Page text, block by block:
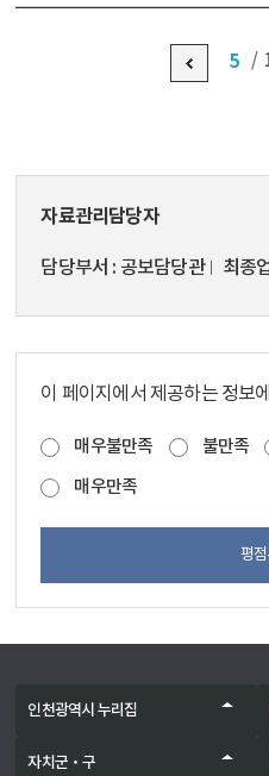
회의를 개최했다
인천시와 계
5
자료관리담당자
담당부서 공보담당관 최종
이 페이지에서 제공하는 정보
매우불만족 불만족
매우만족
평점
인천광역시 누리집
자치군‧구